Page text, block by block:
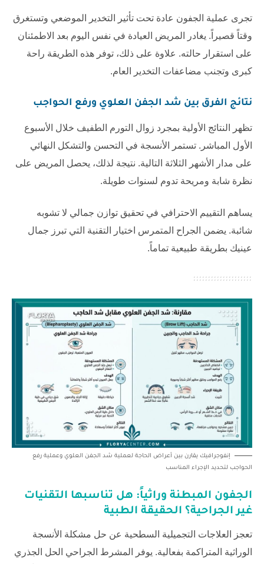
تجرى عملية الجفون عادة تحت تأثير التخدير الموضعي وتستغرق
وقتاً قصيراً. يغادر المريض العيادة في نفس اليوم بعد الاطمئنان
على استقرار حالته. علاوة على ذلك، توفر هذه الطريقة راحة
كبرى وتجنب مضاعفات التخدير العام.
نتائج الفرق بين شد الجفن العلوي ورفع الحواجب
تظهر النتائج الأولية بمجرد زوال التورم الطفيف خلال الأسبوع
الأول المباشر. تستمر الأنسجة في التحسن والتشكل النهائي
على مدار الأشهر الثلاثة التالية. نتيجة لذلك، يحصل المريض على
نظرة شابة ومريحة تدوم لسنوات طويلة.
يساهم التقييم الاحترافي في تحقيق توازن جمالي لا تشوبه
شائبة. يضمن الجراح المتمرس اختيار التقنية التي تبرز جمال
عينيك بطريقة طبيعية تماماً.
إنفوجرافيك يقارن بين أعراض الحاجة لعملية شد الجفن العلوي وعملية رفع
الحواجب لتحديد الإجراء المناسب
الجفون المبطنة وراثياً: هل تناسبها التقنيات
غير الجراحية؟ الحقيقة الطبية
تعجز العلاجات التجميلية السطحية عن حل مشكلة الأنسجة
الوراثية المتراكمة بفعالية. يوفر المشرط الجراحي الحل الجذري